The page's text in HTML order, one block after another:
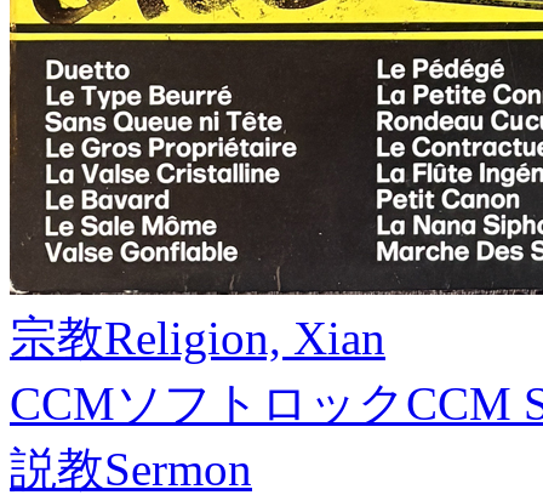
宗教Religion, Xian
CCMソフトロックCCM
説教Sermon